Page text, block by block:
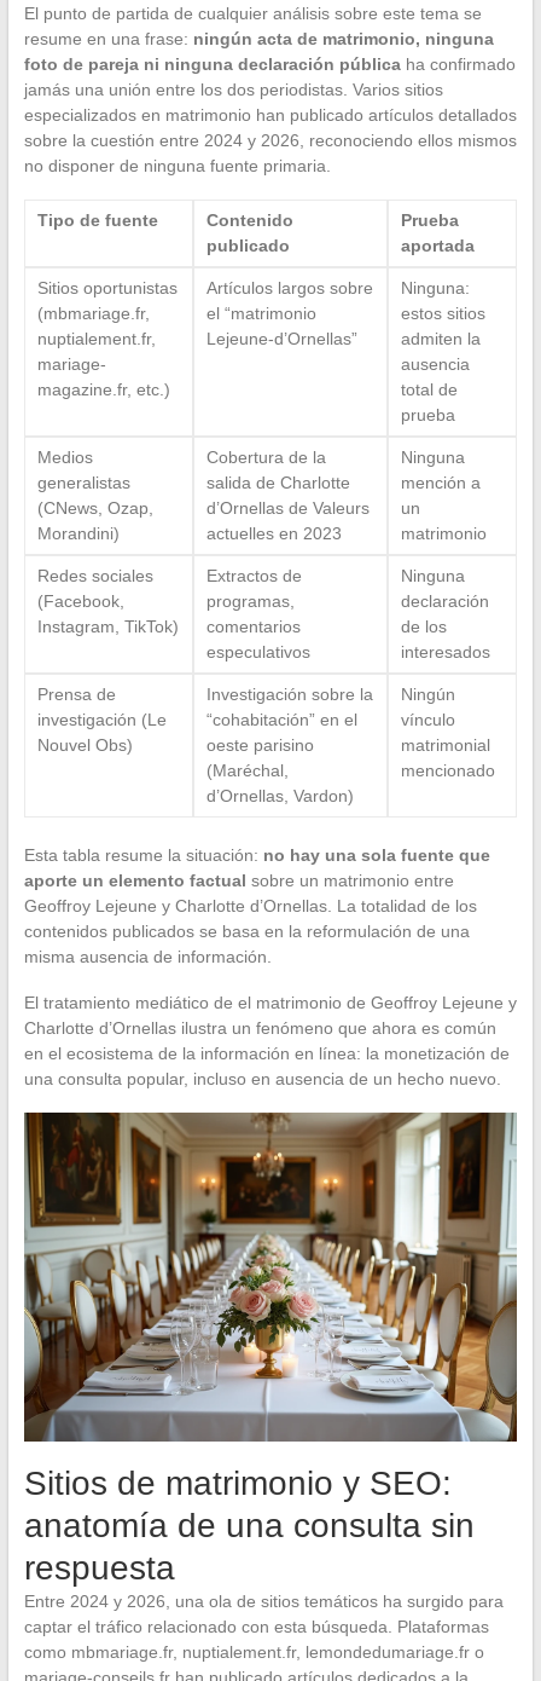
El punto de partida de cualquier análisis sobre este tema se
resume en una frase: ningún acta de matrimonio, ninguna
foto de pareja ni ninguna declaración públicaha confirmado
jamás una unión entre los dos periodistas. Varios sitios
especializados en matrimonio han publicado artículos detallados
sobre la cuestión entre 2024 y 2026, reconociendo ellos mismos
no disponer de ninguna fuente primaria.
Tipo de fuente
Contenido
publicado
Prueba
aportada
Sitios oportunistas
(mbmariage.fr,
nuptialement.fr,
mariage-
magazine.fr, etc.)
Artículos largos sobre
el “matrimonio
Lejeune-d’Ornellas”
Ninguna:
estos sitios
admiten la
ausencia
total de
prueba
Medios
generalistas
(CNews, Ozap,
Morandini)
Cobertura de la
salida de Charlotte
d’Ornellas de Valeurs
actuelles en 2023
Ninguna
mención a
un
matrimonio
Redes sociales
(Facebook,
Instagram, TikTok)
Extractos de
programas,
comentarios
especulativos
Ninguna
declaración
de los
interesados
Prensa de
investigación (Le
Nouvel Obs)
Investigación sobre la
“cohabitación” en el
oeste parisino
(Maréchal,
d’Ornellas, Vardon)
Ningún
vínculo
matrimonial
mencionado
Esta tabla resume la situación: no hay una sola fuente que
aporte un elemento factual sobre un matrimonio entre
Geoffroy Lejeune y Charlotte d’Ornellas. La totalidad de los
contenidos publicados se basa en la reformulación de una
misma ausencia de información.
El tratamiento mediático de el matrimonio de Geoffroy Lejeune y
Charlotte d’Ornellas ilustra un fenómeno que ahora es común
en el ecosistema de la información en línea: la monetización de
una consulta popular, incluso en ausencia de un hecho nuevo.
Sitios de matrimonio y SEO:
anatomía de una consulta sin
respuesta
Entre 2024 y 2026, una ola de sitios temáticos ha surgido para
captar el tráfico relacionado con esta búsqueda. Plataformas
como mbmariage.fr, nuptialement.fr, lemondedumariage.fr o